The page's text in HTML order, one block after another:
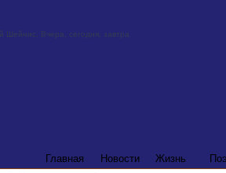
Главная Новости Жизнь